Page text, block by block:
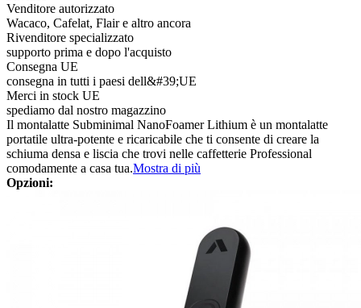
Venditore autorizzato
Wacaco, Cafelat, Flair e altro ancora
Rivenditore specializzato
supporto prima e dopo l'acquisto
Consegna UE
consegna in tutti i paesi dell&#39;UE
Merci in stock UE
spediamo dal nostro magazzino
Il montalatte Subminimal NanoFoamer Lithium è un montalatte
portatile ultra-potente e ricaricabile che ti consente di creare la
schiuma densa e liscia che trovi nelle caffetterie Professional
comodamente a casa tua.Mostra di più
Opzioni: